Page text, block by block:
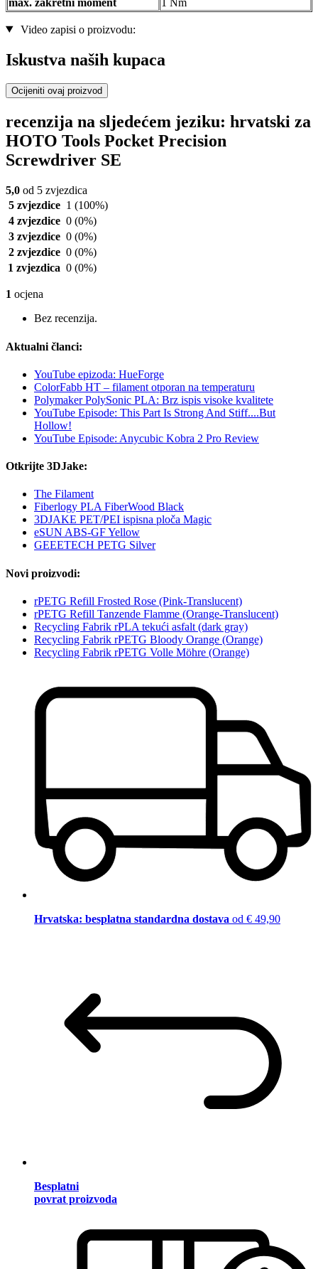
Video zapisi o proizvodu:
Iskustva naših kupaca
Ocijeniti ovaj proizvod
recenzija na sljedećem jeziku: hrvatski za
HOTO Tools Pocket Precision
Screwdriver SE
5,0 od 5 zvjezdica
5 zvjezdice 1 (100%)
4 zvjezdice 0 (0%)
3 zvjezdice 0 (0%)
2 zvjezdice 0 (0%)
1 zvjezdica 0 (0%)
1 ocjena
Bez recenzija.
Aktualni članci:
YouTube epizoda: HueForge
ColorFabb HT – filament otporan na temperaturu
Polymaker PolySonic PLA: Brz ispis visoke kvalitete
YouTube Episode: This Part Is Strong And Stiff....But
Hollow!
YouTube Episode: Anycubic Kobra 2 Pro Review
Otkrijte 3DJake:
The Filament
Fiberlogy PLA FiberWood Black
3DJAKE PET/PEI ispisna ploča Magic
eSUN ABS-GF Yellow
GEEETECH PETG Silver
Novi proizvodi:
rPETG Refill Frosted Rose (Pink-Translucent)
rPETG Refill Tanzende Flamme (Orange-Translucent)
Recycling Fabrik rPLA tekući asfalt (dark gray)
Recycling Fabrik rPETG Bloody Orange (Orange)
Recycling Fabrik rPETG Volle Möhre (Orange)
Hrvatska: besplatna standardna dostava od € 49,90
Besplatni
povrat proizvoda